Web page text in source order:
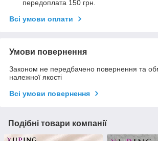
передоплата 150 грн.
Всі умови оплати
Умови повернення
Законом не передбачено повернення та
належної якості
Всі умови повернення
Подібні товари компанії